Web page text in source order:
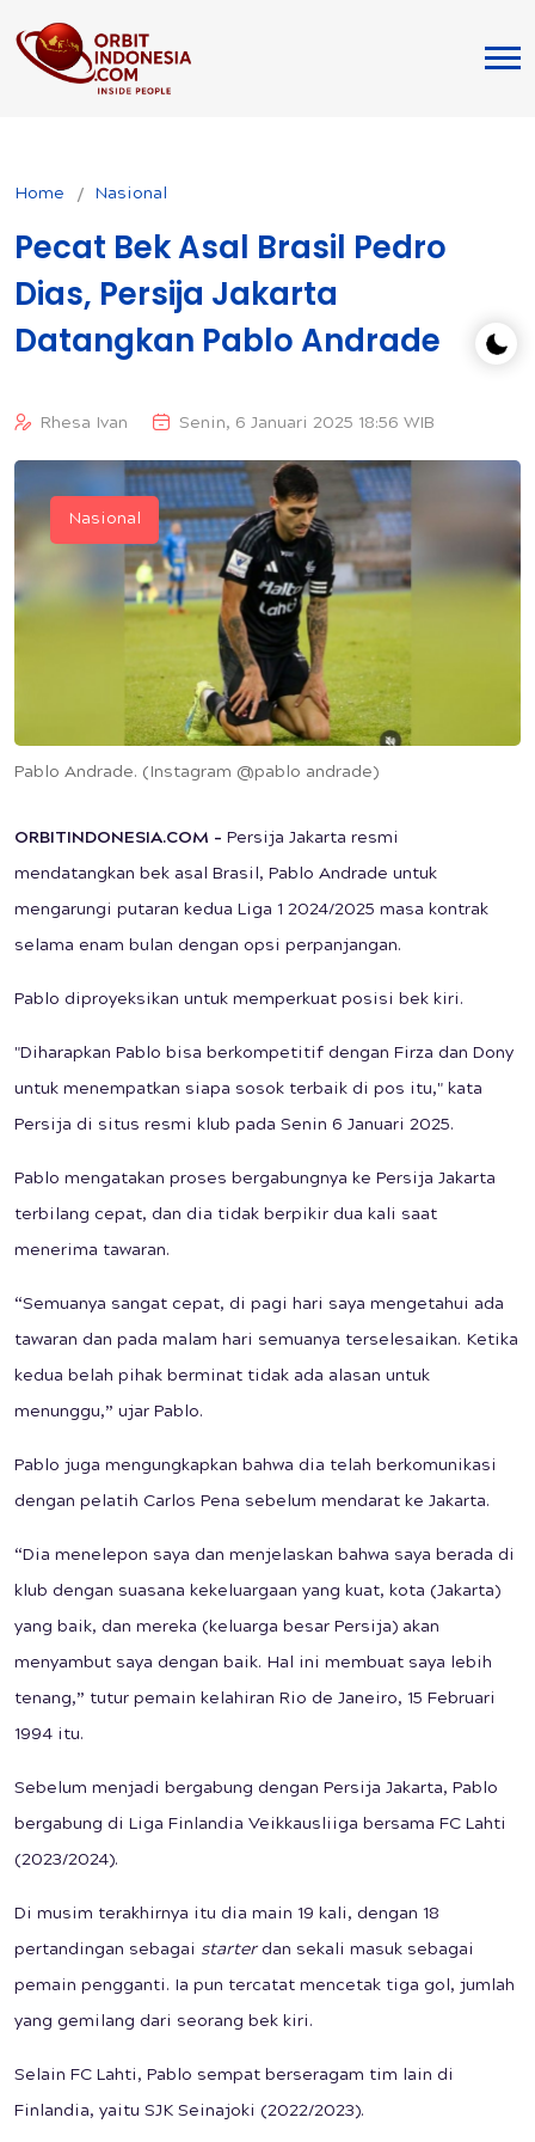
Home Nasional
Pecat Bek Asal Brasil Pedro
Dias, Persija Jakarta
Datangkan Pablo Andrade
Rhesa Ivan Senin, 6 Januari 2025 18:56 WIB
Pablo Andrade. (Instagram @pablo andrade)
Nasional
ORBITINDONESIA.COM – Persija Jakarta resmi
mendatangkan bek asal Brasil, Pablo Andrade untuk
mengarungi putaran kedua Liga 1 2024/2025 masa kontrak
selama enam bulan dengan opsi perpanjangan.
Pablo diproyeksikan untuk memperkuat posisi bek kiri.
"Diharapkan Pablo bisa berkompetitif dengan Firza dan Dony
untuk menempatkan siapa sosok terbaik di pos itu," kata
Persija di situs resmi klub pada Senin 6 Januari 2025.
Pablo mengatakan proses bergabungnya ke Persija Jakarta
terbilang cepat, dan dia tidak berpikir dua kali saat
menerima tawaran.
“Semuanya sangat cepat, di pagi hari saya mengetahui ada
tawaran dan pada malam hari semuanya terselesaikan. Ketika
kedua belah pihak berminat tidak ada alasan untuk
menunggu,” ujar Pablo.
Pablo juga mengungkapkan bahwa dia telah berkomunikasi
dengan pelatih Carlos Pena sebelum mendarat ke Jakarta.
“Dia menelepon saya dan menjelaskan bahwa saya berada di
klub dengan suasana kekeluargaan yang kuat, kota (Jakarta)
yang baik, dan mereka (keluarga besar Persija) akan
menyambut saya dengan baik. Hal ini membuat saya lebih
tenang,” tutur pemain kelahiran Rio de Janeiro, 15 Februari
1994 itu.
Sebelum menjadi bergabung dengan Persija Jakarta, Pablo
bergabung di Liga Finlandia Veikkausliiga bersama FC Lahti
(2023/2024).
Di musim terakhirnya itu dia main 19 kali, dengan 18
pertandingan sebagai starterdan sekali masuk sebagai
pemain pengganti. Ia pun tercatat mencetak tiga gol, jumlah
yang gemilang dari seorang bek kiri.
Selain FC Lahti, Pablo sempat berseragam tim lain di
Finlandia, yaitu SJK Seinajoki (2022/2023).